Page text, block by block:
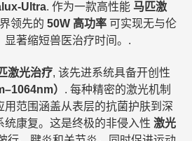
Ultra. 作为一款高性能 马匹激
领先的50W 高功率 可实现无与伦
显著缩短兽医治疗时间。.
激光治疗, 该先进系统具备开创性
） . 每种精密的激光机制
围涵盖从表层的抗菌护肤到深
统康复。这是终极的非侵入性激光